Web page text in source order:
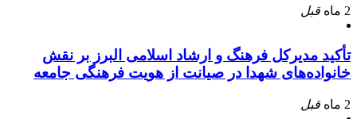
2 ماه قبل
تأکید مدیرکل فرهنگ و ارشاد اسلامی البرز بر نقش
خانواده‌های شهدا در صیانت از هویت فرهنگی جامعه
2 ماه قبل